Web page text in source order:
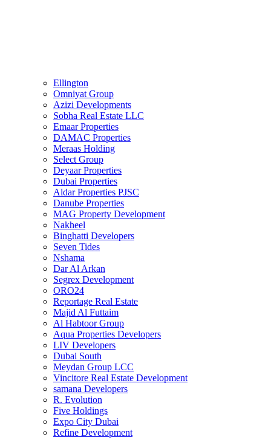
Ellington
Omniyat Group
Azizi Developments
Sobha Real Estate LLC
Emaar Properties
DAMAC Properties
Meraas Holding
Select Group
Deyaar Properties
Dubai Properties
Aldar Properties PJSC
Danube Properties
MAG Property Development
Nakheel
Binghatti Developers
Seven Tides
Nshama
Dar Al Arkan
Segrex Development
ORO24
Reportage Real Estate
Majid Al Futtaim
Al Habtoor Group
Aqua Properties Developers
LIV Developers
Dubai South
Meydan Group LCC
Vincitore Real Estate Development
samana Developers
R. Evolution
Five Holdings
Expo City Dubai
Refine Development